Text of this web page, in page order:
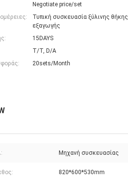
Negotiate price/set
Τυπική συσκευασία ξύλινης θήκης
εξαγωγής
15DAYS
T/T, D/A
20sets/Month
Μηχανή συσκευασίας
820*600*530mm